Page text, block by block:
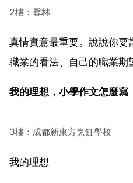
2樓：馨林
真情實意最重要。說說你要
職業的看法、自己的職業期
我的理想，小學作文怎麼寫
3樓：成都新東方烹飪學校
我的理想